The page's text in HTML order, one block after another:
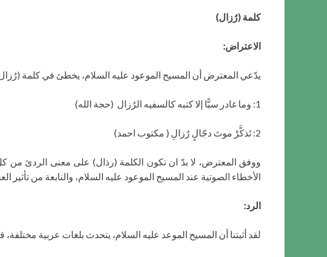
كلمة (رُزال)
الاعتراض:
يدّعي المعترض أن المسيح الموعود عليه السلام، يخطئ في كلمة
1: وما غادر سبًّا إلا كتبه كالسفيه الرُزال (حجة الله)
2: تَذكَّرْ موتَ دجّالٍ رُزالِ ( مكتوب احمد)
الأخطاء الصوتية عند المسيح الموعود عليه السلام، والنابعة من تأثير
الرد:
لقد أثبتنا أن المسيح الموعد عليه السلام، يتحدث بلغات عربية